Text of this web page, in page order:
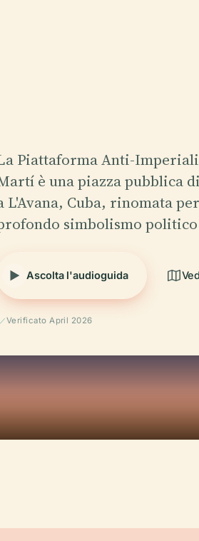
Piattaforma Anti-
è una piazza pubblica
L'Avana, Cuba, rinomata
simbolismo
Ascolta l'audioguida
Verificato April 2026